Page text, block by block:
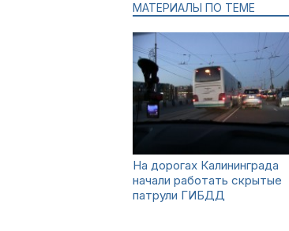
МАТЕРИАЛЫ ПО ТЕМЕ
На дорогах Калининграда
начали работать скрытые
патрули ГИБДД